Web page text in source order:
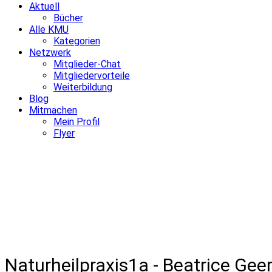
Aktuell
Bücher
Alle KMU
Kategorien
Netzwerk
Mitglieder-Chat
Mitgliedervorteile
Weiterbildung
Blog
Mitmachen
Mein Profil
Flyer
Naturheilpraxis1a - Beatrice